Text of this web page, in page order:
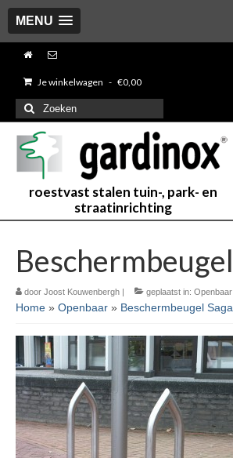
MENU
Je winkelwagen - €0,00
Zoeken
naar:
roestvast stalen tuin-, park- en
straatinrichting
Beschermbeugel
door Joost Kouwenbergh | geplaatst in: Openbaar
Home » Openbaar » Beschermbeugel Saga